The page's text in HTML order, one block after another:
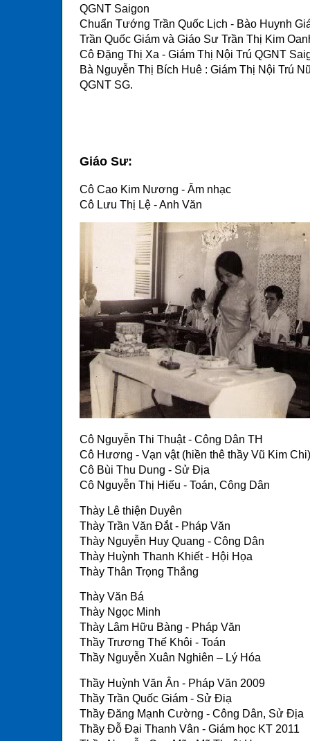
QGNT Saigon
Chuẩn Tướng Trần Quốc Lịch - Bào Huynh
Trần Quốc Giám và Giáo Sư Trần Thị Kim
Cô Đặng Thị Xa - Giám Thị Nội Trú QGNT
Bà Nguyễn Thị Bích Huê : Giám Thị Nội Trú
QGNT SG.
Giáo Sư:
Cô Cao Kim Nương - Âm nhạc
Cô Lưu Thị Lệ - Anh Văn
Cô Nguyễn Thi Thuật - Công Dân TH
Cô Hương - Vạn vật (hiền thê thầy Vũ Kim Chi)
Cô Bùi Thu Dung - Sử Địa
Cô Nguyễn Thị Hiếu - Toán, Công Dân
Thày Lê thiện Duyên
Thày Trần Văn Đắt - Pháp Văn
Thày Nguyễn Huy Quang - Công Dân
Thày Huỳnh Thanh Khiết - Hội Họa
Thày Thân Trọng Thắng
Thày Văn Bá
Thày Ngọc Minh
Thày Lâm Hữu Bàng - Pháp Văn
Thầy Trương Thế Khôi - Toán
Thầy Nguyễn Xuân Nghiên – Lý Hóa
Thầy Huỳnh Văn Ân - Pháp Văn 2009
Thầy Trần Quốc Giám - Sử Điạ
Thầy Đăng Mạnh Cường - Công Dân, Sử Địa
Thầy Đỗ Đại Thanh Vân - Giám học KT 2011